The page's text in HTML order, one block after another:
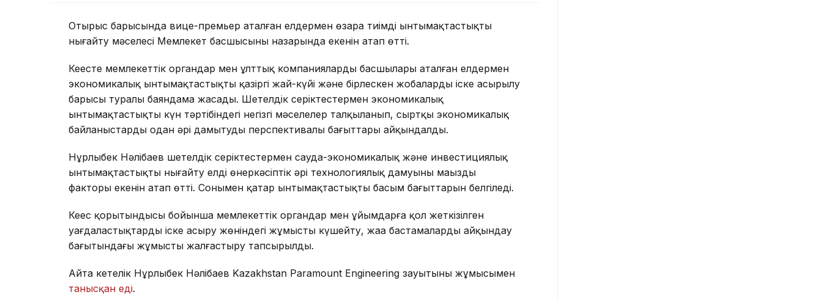
Отырыс барысында вице-премьер аталған елдермен өзара тиімді ынтымақтастықты
нығайту мәселесі Мемлекет басшысының назарында екенін атап өтті.
Кеңесте мемлекеттік органдар мен ұлттық компаниялардың басшылары аталған елдермен
экономикалық ынтымақтастықтың қазіргі жай-күйі және бірлескен жобалардың іске асырылу
барысы туралы баяндама жасады. Шетелдік серіктестермен экономикалық
ынтымақтастықтың күн тәртібіндегі негізгі мәселелер талқыланып, сыртқы экономикалық
байланыстарды одан әрі дамытудың перспективалы бағыттары айқындалды.
Нұрлыбек Нәлібаев шетелдік серіктестермен сауда-экономикалық және инвестициялық
ынтымақтастықты нығайту елдің өнеркәсіптік әрі технологиялық дамуының маңызды
факторы екенін атап өтті. Сонымен қатар ынтымақтастықтың басым бағыттарын белгіледі.
Кеңес қорытындысы бойынша мемлекеттік органдар мен ұйымдарға қол жеткізілген
уағдаластықтарды іске асыру жөніндегі жұмысты күшейту, жаңа бастамаларды айқындау
бағытындағы жұмысты жалғастыру тапсырылды.
Айта кетелік Нұрлыбек Нәлібаев Kazakhstan Paramount Engineering зауытының жұмысымен
танысқан еді.